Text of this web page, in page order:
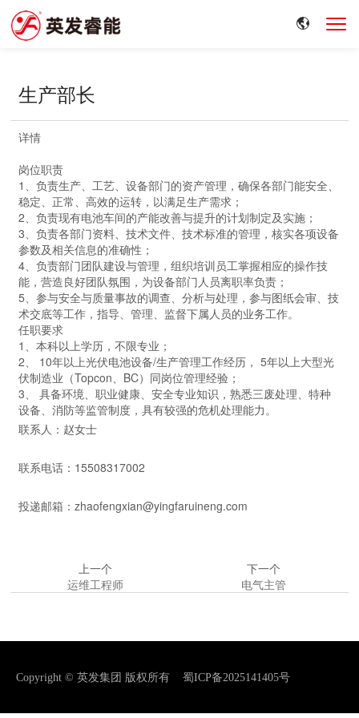
生产部长
详情
岗位职责
1、负责生产、工艺、设备部门的资产管理，确保各部门能安全、
稳定、正常、高效的运转，以满足生产需求；
2、负责现有电池车间的产能改善与提升的计划制定及实施；
3、负责各部门资料、技术文件、技术标准的管理，核实各项设备
参数及相关信息的准确性；
4、负责部门团队建设与管理，组织培训员工掌握相应的操作技
能，营造良好团队氛围，为设备部门人员离职率负责；
5、参与安全与质量事故的调查、分析与处理，参与图纸会审、技
术交底等工作，指导、管理、监督下属人员的业务工作。
任职要求
1、本科以上学历，不限专业；
2、 10年以上光伏电池设备/生产管理工作经历， 5年以上大型光
伏制造业（Topcon、BC）同岗位管理经验；
3、 具备环境、职业健康、安全专业知识，熟悉三废处理、特种
设备、消防等监管制度，具有较强的危机处理能力。
联系人：赵女士
联系电话：15508317002
投递邮箱：zhaofengxian@yingfaruineng.com
上一个
运维工程师
下一个
电气主管
Copyright © 英发集团 版权所有 蜀ICP备2025141405号